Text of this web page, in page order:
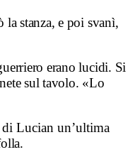
la stanza, e poi svanì,
erano lucidi. Si
sul tavolo. «Lo
Lucian un’ultima